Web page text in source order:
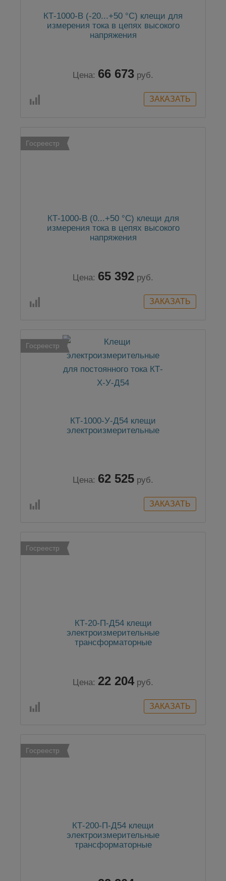
КТ-1000-В (-20...+50 °C) клещи для
измерения тока в цепях высокого
напряжения
Цена: 66 673 руб.
Госреестр
КТ-1000-В (0...+50 °C) клещи для
измерения тока в цепях высокого
напряжения
Цена: 65 392 руб.
Госреестр
КТ-1000-У-Д54 клещи
электроизмерительные
Цена: 62 525 руб.
Госреестр
КТ-20-П-Д54 клещи
электроизмерительные
трансформаторные
Цена: 22 204 руб.
Госреестр
КТ-200-П-Д54 клещи
электроизмерительные
трансформаторные